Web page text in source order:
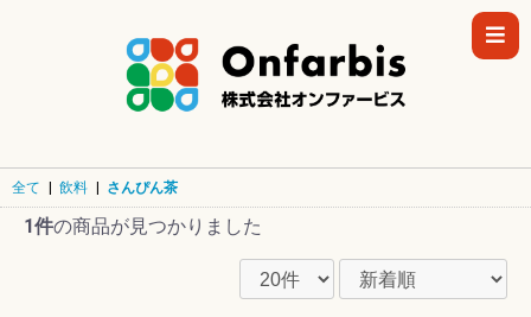
全て | 飲料 | さんぴん茶
1件の商品が見つかりました